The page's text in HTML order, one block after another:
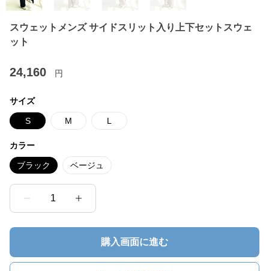
スウェットメンズ サイドスリット入り上下セットスウェ
ット
24,160 円
サイズ
S M L
カラー
ブラック ベージュ
1
購入画面に進む